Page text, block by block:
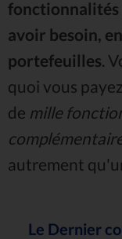
fonctionnalités
avoir besoin,
portefeuilles .
quoi vous
de mille
autrement
Le Dernier